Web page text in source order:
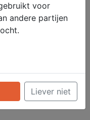
ingelogd zijn.
hier uw afhaalpunt
voor
andere partijen
Liever niet